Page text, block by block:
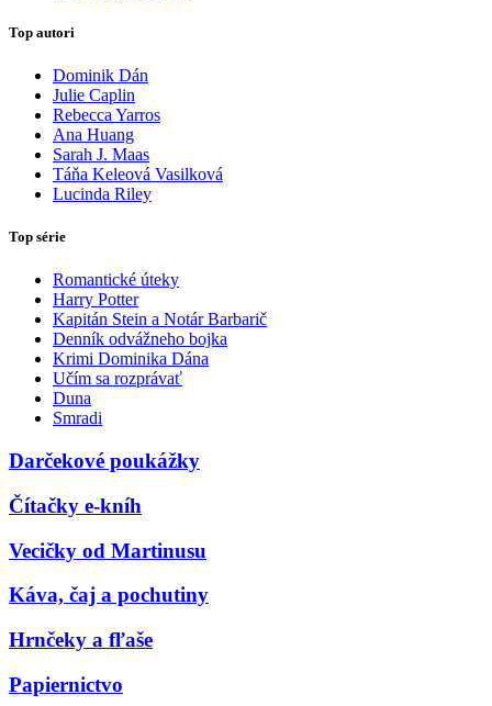
Top autori
Dominik Dán
Julie Caplin
Rebecca Yarros
Ana Huang
Sarah J. Maas
Táňa Keleová Vasilková
Lucinda Riley
Top série
Romantické úteky
Harry Potter
Kapitán Stein a Notár Barbarič
Denník odvážneho bojka
Krimi Dominika Dána
Učím sa rozprávať
Duna
Smradi
Darčekové poukážky
Čítačky e-kníh
Vecičky od Martinusu
Káva, čaj a pochutiny
Hrnčeky a fľaše
Papiernictvo